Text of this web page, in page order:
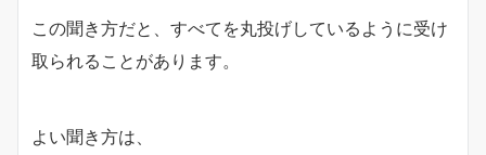
この聞き方だと、すべてを丸投げしているように受け
取られることがあります。
よい聞き方は、